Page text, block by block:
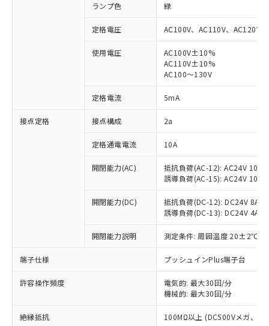
ランプ色 緑
定格電圧 AC100V、AC110V、AC120V
使用電圧
AC100V±10%
AC110V±10%
AC100～130V
定格電流 5mA
接点定格 接点構成 2a
定格通電電流 10A
開閉能力(AC)
抵抗負荷(AC-12): AC24V 10A/
誘導負荷(AC-15): AC24V
開閉能力(DC)
抵抗負荷(DC-12): DC24V 8A/
誘導負荷(DC-13): DC24V 4A/
開閉能力説明 測定条件: 周囲温度 20±2℃、
端子仕様 プッシュインPlus端子台
許容操作頻度
電気的: 最大30回/分
機械的: 最大30回/分
絶縁抵抗 100MΩ以上 (DC500Vメガ、点
ご利用条件
以下の条件をお読みいただき、同意のうえ
ご利用ください。
商品の当社在庫状況および標準価格
(税抜)を提供させていただくもので
当社制御機器事業取扱商品の中には、
本サービスの対象外となる商品もある
ことをご了承ください。
在庫状況および標準価格照会結果は、
記載している更新日時点での社内デー
タに基づき作成されるものであり、閲
覧された時点での実際の在庫および標
※1 対応状況
対応済み：EU RoHS指令（10物質）の
非含有に対応した製品が提供可能な商品で
対応予定：EU RoHS指令（10物質）の非含
有に対応した製品に切り替える予定のある
対応予定なし：EU RoHS指令（10物質）の
非含有に非対応の商品で、対応品を出す予
調査・確認中：EU RoHS指令（10物質）の
非含有の対応状況を調査中または確認中の
非該当品：ライセンス料など無形物で、有
害物質有無と関係のない商品です。
仕入先様の事情により、非含有部品として
いたものが、含有品と判明した場合などや
むを得ず変更することがあります。
ミウム(Cd) 100ppm以下、
※1 中国RoHS○×表
「○」：最大均質材料含有率が中国RoHSの
基準値以下であることを示します。
「×」：最大均質材料含有率が中国RoHSの
基準値を超えていることを示します。
「－」：未確認です。当社販売部門へお問
い合わせください。
*中国RoHS10物質の基準値 (GB/T26572)：
Pb(鉛) :1000ppm、 Hg(水銀) : 1000ppm、 Cd(カドミウ
当社は、これら貴社製品のうち、外国
為替および外国貿易法に定める商品
（以下｢規制貨物等」という）を輸出
または国外への提供する場合は、日本
国政府の輸出許可(または役務取引許